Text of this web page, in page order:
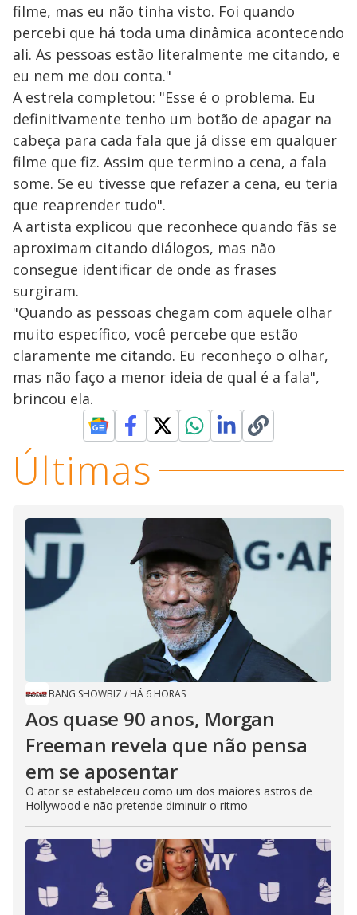
filme, mas eu não tinha visto. Foi quando
percebi que há toda uma dinâmica acontecendo
ali. As pessoas estão literalmente me citando, e
eu nem me dou conta."
A estrela completou: "Esse é o problema. Eu
definitivamente tenho um botão de apagar na
cabeça para cada fala que já disse em qualquer
filme que fiz. Assim que termino a cena, a fala
some. ​Se eu tivesse que refazer a cena, eu teria
que reaprender tudo".
A artista explicou que reconhece quando fãs se
aproximam citando diálogos, mas não
consegue identificar ​de onde as frases​
surgiram.
"Quando as pessoas chegam com aquele olhar
muito específico, você percebe que estão
claramente me citando. Eu reconheço o olhar,
mas não faço a menor ideia de qual é a fala",​
brincou ela.
Últimas
BANG SHOWBIZ / HÁ 6 HORAS
Aos quase 90 anos, Morgan
Freeman revela que não pensa
em se aposentar
O ator se estabeleceu como um dos maiores astros de
Hollywood e não pretende diminuir o ritmo